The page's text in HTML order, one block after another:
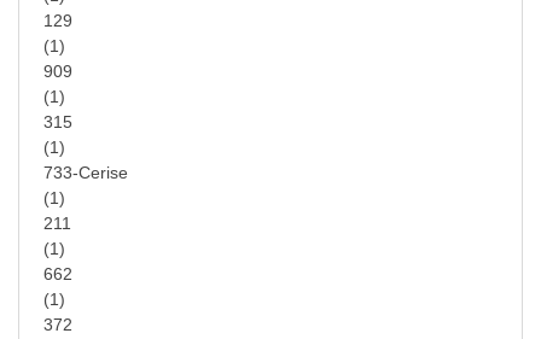
129
(1)
909
(1)
315
(1)
733-Cerise
(1)
211
(1)
662
(1)
372